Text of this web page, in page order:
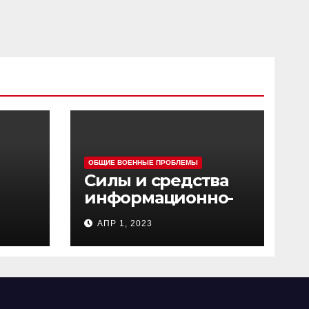
ОБЩИЕ ВОЕННЫЕ ПРОБЛЕМЫ
Силы и средства
информационно-
психологических
операций
вооруженных сил
АПР 1, 2023